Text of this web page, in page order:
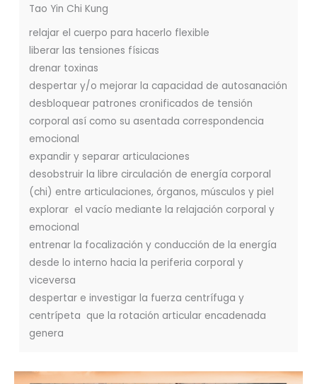
Tao Yin Chi Kung
relajar el cuerpo para hacerlo flexible
liberar las tensiones físicas
drenar toxinas
despertar y/o mejorar la capacidad de autosanación
desbloquear patrones cronificados de tensión
corporal así como su asentada correspondencia
emocional
expandir y separar articulaciones
desobstruir la libre circulación de energía corporal
(chi) entre articulaciones, órganos, músculos y piel
explorar el vacío mediante la relajación corporal y
emocional
entrenar la focalización y conducción de la energía
desde lo interno hacia la periferia corporal y
viceversa
despertar e investigar la fuerza centrífuga y
centrípeta que la rotación articular encadenada
genera